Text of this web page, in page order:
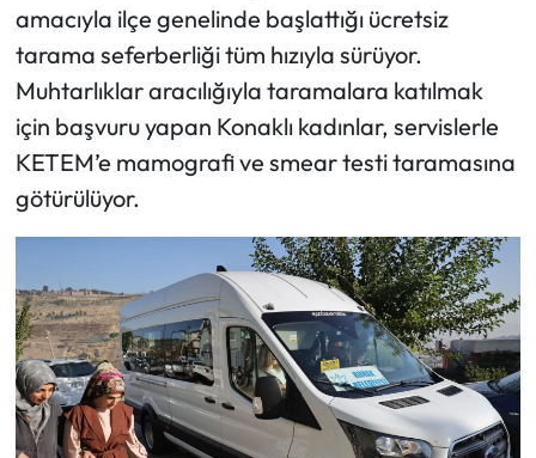
amacıyla ilçe genelinde başlattığı ücretsiz
tarama seferberliği tüm hızıyla sürüyor.
Muhtarlıklar aracılığıyla taramalara katılmak
için başvuru yapan Konaklı kadınlar, servislerle
KETEM’e mamografi ve smear testi taramasına
götürülüyor.